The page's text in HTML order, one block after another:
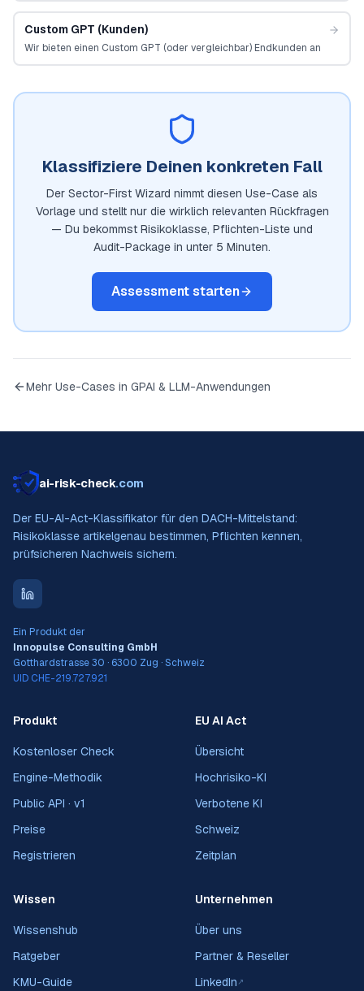
Custom GPT (Kunden)
Wir bieten einen Custom GPT (oder vergleichbar) Endkunden an
Klassifiziere Deinen konkreten Fall
Der Sector-First Wizard nimmt diesen Use-Case als
Vorlage und stellt nur die wirklich relevanten Rückfragen
— Du bekommst Risikoklasse, Pflichten-Liste und
Audit-Package in unter 5 Minuten.
Assessment starten
Mehr Use-Cases in GPAI & LLM-Anwendungen
ai-risk-check.com
Der EU-AI-Act-Klassifikator für den DACH-Mittelstand:
Risikoklasse artikelgenau bestimmen, Pflichten kennen,
prüfsicheren Nachweis sichern.
Ein Produkt der
Innopulse Consulting GmbH
Gotthardstrasse 30 · 6300 Zug · Schweiz
UID CHE-219.727.921
Produkt
Kostenloser Check
Engine-Methodik
Public API · v1
Preise
Registrieren
EU AI Act
Übersicht
Hochrisiko-KI
Verbotene KI
Schweiz
Zeitplan
Wissen
Wissenshub
Ratgeber
KMU-Guide
Unternehmen
Über uns
Partner & Reseller
LinkedIn ↗